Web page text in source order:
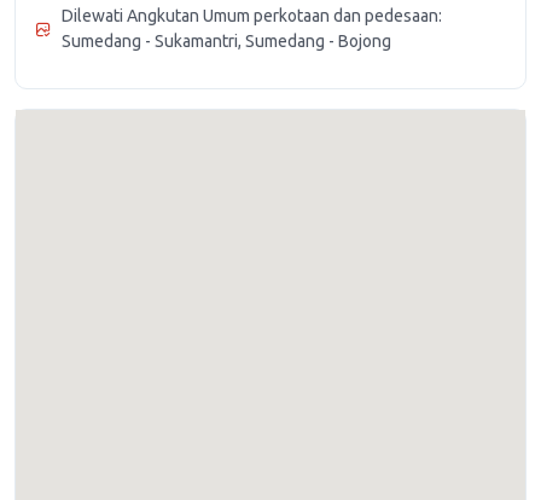
Dilewati Angkutan Umum perkotaan dan pedesaan:
Sumedang - Sukamantri, Sumedang - Bojong